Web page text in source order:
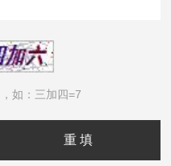
如：三加四=7